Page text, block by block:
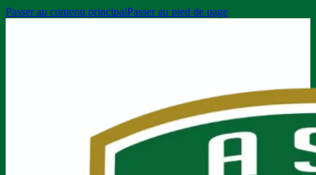
Passer au contenu principalPasser au pied de page